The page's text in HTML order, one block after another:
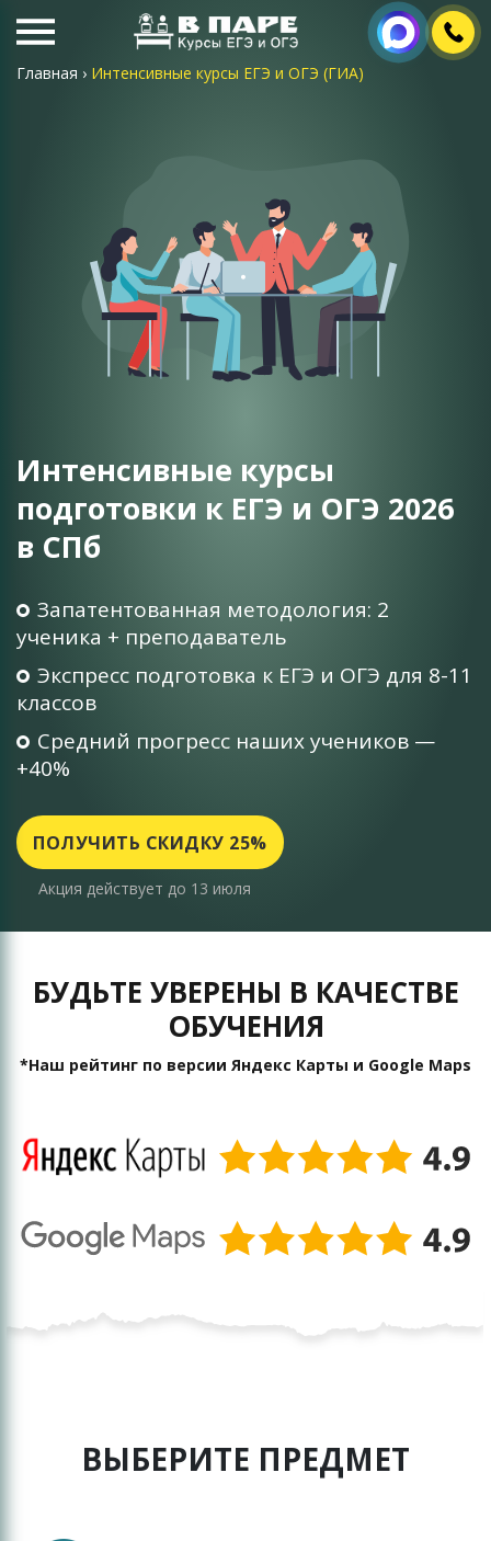
Главная › Интенсивные курсы ЕГЭ и ОГЭ (ГИА)
Интенсивные курсы
подготовки к ЕГЭ и ОГЭ 2026
в СПб
Запатентованная методология: 2
ученика + преподаватель
Экспресс подготовка к ЕГЭ и ОГЭ для 8-11
классов
Средний прогресс наших учеников —
+40%
ПОЛУЧИТЬ СКИДКУ 25%
Акция действует до 13 июля
БУДЬТЕ УВЕРЕНЫ В КАЧЕСТВЕ
ОБУЧЕНИЯ
*Наш рейтинг по версии Яндекс Карты и Google Maps
ВЫБЕРИТЕ ПРЕДМЕТ